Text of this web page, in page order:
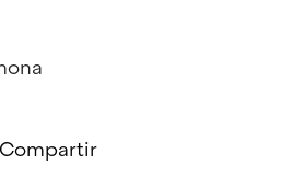
Compartir